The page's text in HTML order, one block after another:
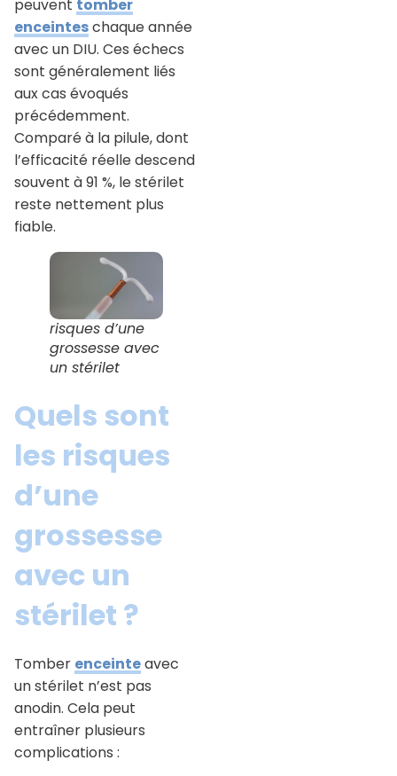
peuvent tomber
enceinteschaque année
avec un DIU. Ces échecs
sont généralement liés
aux cas évoqués
précédemment.
Comparé à la pilule, dont
l’efficacité réelle descend
souvent à 91 %, le stérilet
reste nettement plus
fiable.
risques d’une
grossesse avec
un stérilet
Quels sont
les risques
d’une
grossesse
avec un
stérilet ?
Tomber enceinteavec
un stérilet n’est pas
anodin. Cela peut
entraîner plusieurs
complications :